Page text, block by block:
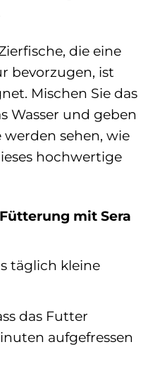
die eine
bevorzugen, ist
Mischen Sie das
Wasser und geben
werden sehen, wie
hochwertige
mit Sera
täglich kleine
das Futter
aufgefressen